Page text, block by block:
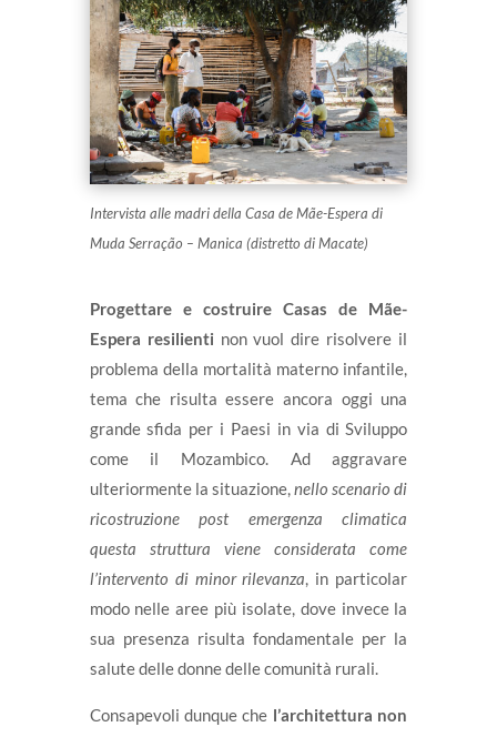
Intervista alle madri della Casa de Mãe-Espera di
Muda Serração – Manica (distretto di Macate)
Progettare e costruire Casas de Mãe-
Espera resilienti non vuol dire risolvere il
problema della mortalità materno infantile,
tema che risulta essere ancora oggi una
grande sfida per i Paesi in via di Sviluppo
come il Mozambico. Ad aggravare
ulteriormente la situazione,nello scenario di
ricostruzione post emergenza climatica
questa struttura viene considerata come
l’intervento di minor rilevanza , in particolar
modo nelle aree più isolate, dove invece la
sua presenza risulta fondamentale per la
salute delle donne delle comunità rurali.
Consapevoli dunque che l’architettura non